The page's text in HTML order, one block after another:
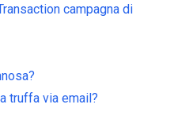
campagna di
truffa via email?